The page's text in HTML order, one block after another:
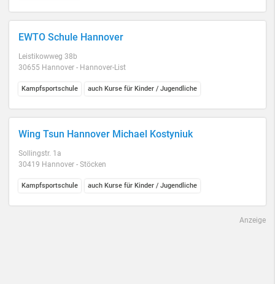
EWTO Schule Hannover
Leistikowweg 38b
30655 Hannover - Hannover-List
Kampfsportschule auch Kurse für Kinder / Jugendliche
Wing Tsun Hannover Michael Kostyniuk
Sollingstr. 1a
30419 Hannover - Stöcken
Kampfsportschule auch Kurse für Kinder / Jugendliche
Anzeige